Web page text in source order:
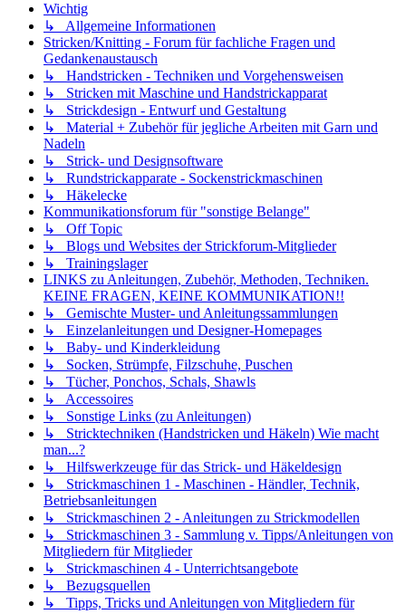
Wichtig
↳ Allgemeine Informationen
Stricken/Knitting - Forum für fachliche Fragen und
Gedankenaustausch
↳ Handstricken - Techniken und Vorgehensweisen
↳ Stricken mit Maschine und Handstrickapparat
↳ Strickdesign - Entwurf und Gestaltung
↳ Material + Zubehör für jegliche Arbeiten mit Garn und
Nadeln
↳ Strick- und Designsoftware
↳ Rundstrickapparate - Sockenstrickmaschinen
↳ Häkelecke
Kommunikationsforum für "sonstige Belange"
↳ Off Topic
↳ Blogs und Websites der Strickforum-Mitglieder
↳ Trainingslager
LINKS zu Anleitungen, Zubehör, Methoden, Techniken.
KEINE FRAGEN, KEINE KOMMUNIKATION!!
↳ Gemischte Muster- und Anleitungssammlungen
↳ Einzelanleitungen und Designer-Homepages
↳ Baby- und Kinderkleidung
↳ Socken, Strümpfe, Filzschuhe, Puschen
↳ Tücher, Ponchos, Schals, Shawls
↳ Accessoires
↳ Sonstige Links (zu Anleitungen)
↳ Stricktechniken (Handstricken und Häkeln) Wie macht
man...?
↳ Hilfswerkzeuge für das Strick- und Häkeldesign
↳ Strickmaschinen 1 - Maschinen - Händler, Technik,
Betriebsanleitungen
↳ Strickmaschinen 2 - Anleitungen zu Strickmodellen
↳ Strickmaschinen 3 - Sammlung v. Tipps/Anleitungen von
Mitgliedern für Mitglieder
↳ Strickmaschinen 4 - Unterrichtsangebote
↳ Bezugsquellen
↳ Tipps, Tricks und Anleitungen von Mitgliedern für